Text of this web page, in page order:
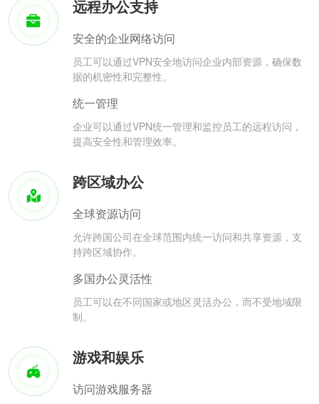
远程办公支持
安全的企业网络访问
员工可以通过VPN安全地访问企业内部资源，确保数
据的机密性和完整性。
统一管理
企业可以通过VPN统一管理和监控员工的远程访问，
提高安全性和管理效率。
跨区域办公
全球资源访问
允许跨国公司在全球范围内统一访问和共享资源，支
持跨区域协作。
多国办公灵活性
员工可以在不同国家或地区灵活办公，而不受地域限
制。
游戏和娱乐
访问游戏服务器